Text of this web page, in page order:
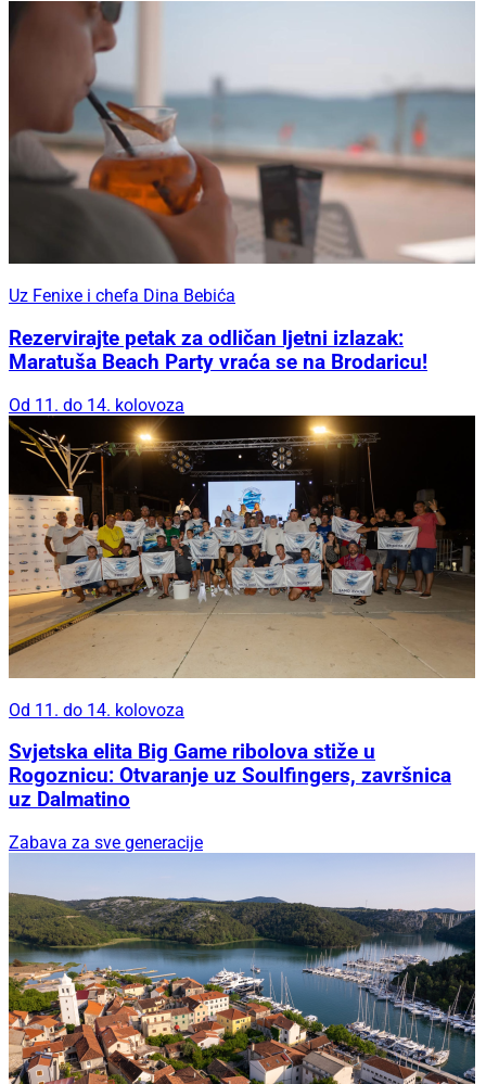
Uz Fenixe i chefa Dina Bebića
Rezervirajte petak za odličan ljetni izlazak:
Maratuša Beach Party vraća se na Brodaricu!
Od 11. do 14. kolovoza
Od 11. do 14. kolovoza
Svjetska elita Big Game ribolova stiže u
Rogoznicu: Otvaranje uz Soulfingers, završnica
uz Dalmatino
Zabava za sve generacije